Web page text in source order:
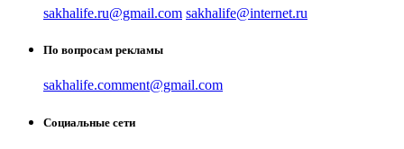
sakhalife.ru@gmail.com sakhalife@internet.ru
По вопросам рекламы
sakhalife.comment@gmail.com
Социальные сети